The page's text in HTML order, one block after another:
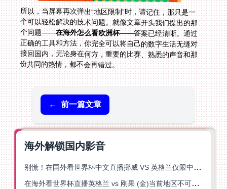
所以，当屏幕再次弹出“地区限制”时，请记住，那只是一
个可以轻松解决的技术问题。就像文章开头我们提出的那
个问题——在海外怎么看欧洲杯——答案已经清晰。通过
正确的工具和方法，你完全可以将自己的数字生活无缝对
接回国内，无论身在何方，重要的比赛、熟悉的声音和那
份共同的热情，都不会再错过。
← 前一篇文章
海外解锁国内影音
别慌！在国外看世界杯中文直播挪威 VS 英格兰仅限中国大陆？这篇指南帮你搞定
在海外看世界杯直播英格兰 vs 刚果 (金)当前地区不可播放？这篇指南帮你突破所有限制